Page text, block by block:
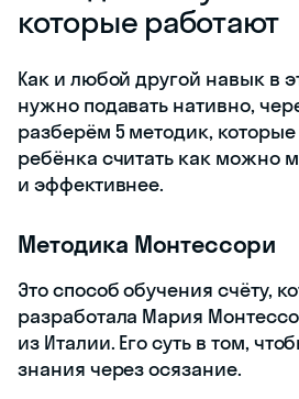
которые работают
Как и любой другой навык в
нужно подавать нативно,
разберём 5 методик, которые
ребёнка считать как можно
и эффективнее.
Методика Монтессори
Это способ обучения счёту,
разработала Мария
из Италии. Его суть в том,
знания через осязание.